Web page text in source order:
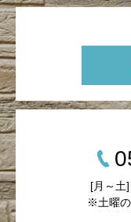
[月～土
※土曜の